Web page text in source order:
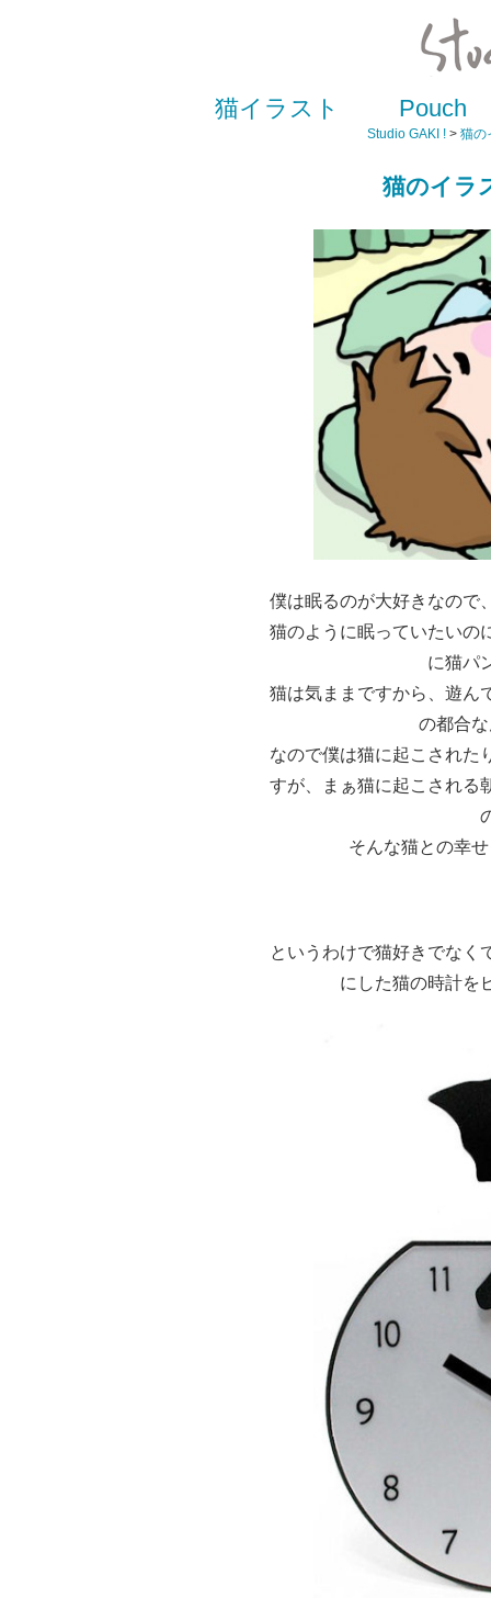
猫イラスト Pouch
Studio GAKI ! > 猫の
猫のイラ
僕は眠るのが大好きなので
猫のように眠っていたいの
に猫パ
猫は気ままですから、遊ん
の都合
なので僕は猫に起こされた
すが、まぁ猫に起こされる
そんな猫との幸
というわけで猫好きでなく
にした猫の時計を